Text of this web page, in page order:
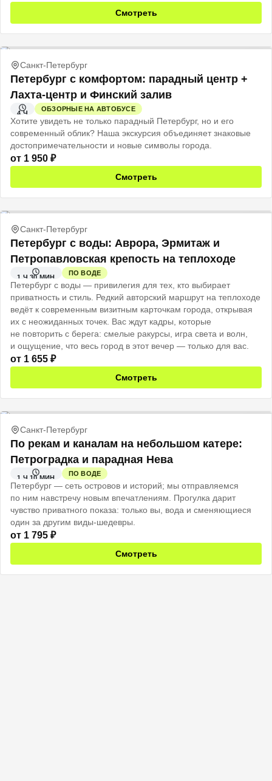
Смотреть
Санкт-Петербург
Петербург с комфортом: парадный центр +
Лахта-центр и Финский залив
4 Ч
ОБЗОРНЫЕ НА АВТОБУСЕ
Хотите увидеть не только парадный Петербург, но и его
современный облик? Наша экскурсия объединяет знаковые
достопримечательности и новые символы города.
от 1 950 ₽
Смотреть
Санкт-Петербург
Петербург с воды: Аврора, Эрмитаж и
Петропавловская крепость на теплоходе
1 Ч 30 МИН
ПО ВОДЕ
Петербург с воды — привилегия для тех, кто выбирает
приватность и стиль. Редкий авторский маршрут на теплоходе
ведёт к современным визитным карточкам города, открывая
их с неожиданных точек. Вас ждут кадры, которые
не повторить с берега: смелые ракурсы, игра света и волн,
и ощущение, что весь город в этот вечер — только для вас.
от 1 655 ₽
Смотреть
Санкт-Петербург
По рекам и каналам на небольшом катере:
Петроградка и парадная Нева
1 Ч 10 МИН
ПО ВОДЕ
Петербург — сеть островов и историй; мы отправляемся
по ним навстречу новым впечатлениям. Прогулка дарит
чувство приватного показа: только вы, вода и сменяющиеся
один за другим виды-шедевры.
от 1 795 ₽
Смотреть